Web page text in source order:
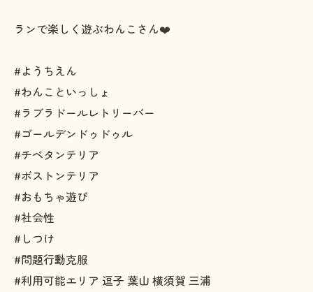
ランで楽しく遊ぶわんこさん❤️
#ようちえん
#わんこといっしょ
#ラブラドールレトリーバー
#ゴールデンドゥドゥル
#チベタンテリア
#ボストンテリア
#おもちゃ遊び
#社会性
#しつけ
#問題行動克服
#利用可能エリア 逗子 葉山 横須賀 三浦